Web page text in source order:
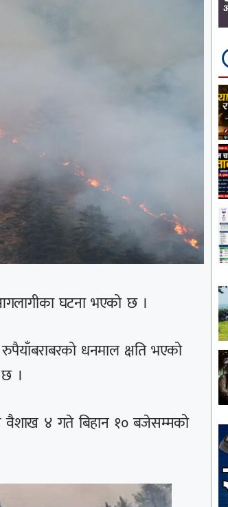
घटना भएको छ ।
धनमाल क्षति भएको
।
वैशाख ४ गते बिहान १० बजेसम्मको